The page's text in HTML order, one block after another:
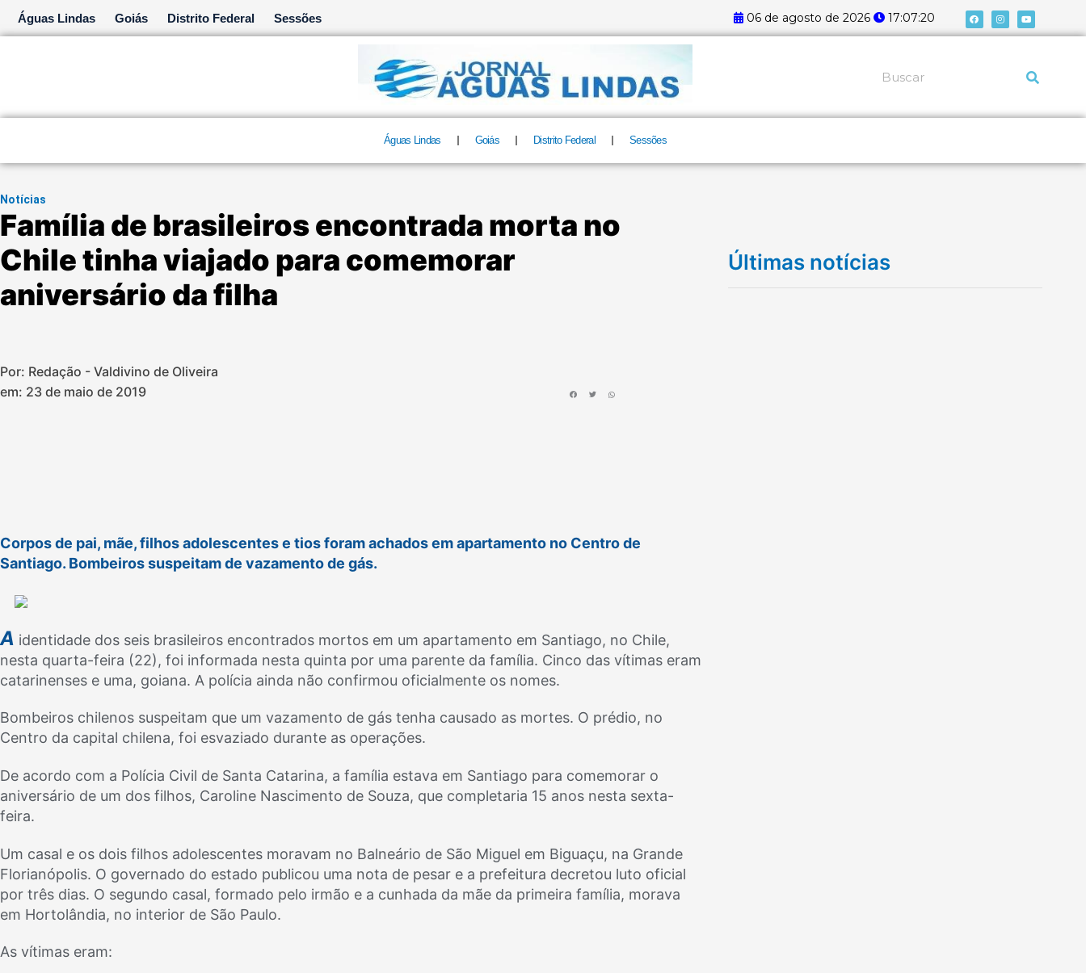
para
Águas Lindas Goiás Distrito Federal Sessões 06 de agosto de 2026 17:07:21 F
a
c
e
I
n
s
t
Y
o
u
t
Pesquisar
Águas Lindas Goiás Distrito Federal Sessões
Notícias
Família de brasileiros encontrada morta no
Chile tinha viajado para comemorar
aniversário da filha
Por: Redação - Valdivino de Oliveira
em: 23 de maio de 2019
Corpos de pai, mãe, filhos adolescentes e tios foram achados em apartamento no Centro de
Santiago. Bombeiros suspeitam de vazamento de gás.
A identidade dos seis brasileiros encontrados mortos em um apartamento em Santiago, no Chile,
nesta quarta-feira (22), foi informada nesta quinta por uma parente da família. Cinco das vítimas eram
catarinenses e uma, goiana. A polícia ainda não confirmou oficialmente os nomes.
Bombeiros chilenos suspeitam que um vazamento de gás tenha causado as mortes. O prédio, no
Centro da capital chilena, foi esvaziado durante as operações.
De acordo com a Polícia Civil de Santa Catarina, a família estava em Santiago para comemorar o
aniversário de um dos filhos, Caroline Nascimento de Souza, que completaria 15 anos nesta sexta-
feira.
Um casal e os dois filhos adolescentes moravam no Balneário de São Miguel em Biguaçu, na Grande
Florianópolis. O governado do estado publicou uma nota de pesar e a prefeitura decretou luto oficial
por três dias. O segundo casal, formado pelo irmão e a cunhada da mãe da primeira família, morava
em Hortolândia, no interior de São Paulo.
As vítimas eram:
Últimas notícias